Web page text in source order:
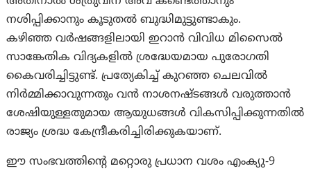
നശിപ്പിക്കാനും കൂടുതൽ ബുദ്ധിമുട്ടുണ്ടാകും.
കഴിഞ്ഞ വർഷങ്ങളിലായി ഇറാൻ വിവിധ മിസൈൽ
സാങ്കേതിക വിദ്യകളിൽ ശ്രദ്ധേയമായ പുരോഗതി
കൈവരിച്ചിട്ടുണ്ട്. പ്രത്യേകിച്ച് കുറഞ്ഞ ചെലവിൽ
നിർമ്മിക്കാവുന്നതും വൻ നാശനഷ്ടങ്ങൾ വരുത്താൻ
ശേഷിയുള്ളതുമായ ആയുധങ്ങൾ വികസിപ്പിക്കുന്നതിൽ
രാജ്യം ശ്രദ്ധ കേന്ദ്രീകരിച്ചിരിക്കുകയാണ്.
ഈ സംഭവത്തിന്റെ മറ്റൊരു പ്രധാന വശം എംക്യു-9